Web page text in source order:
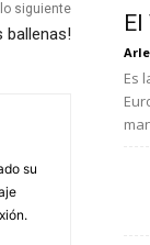
siguiente
ballenas!
su
Es